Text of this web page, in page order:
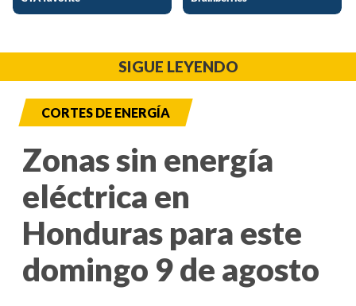
SIGUE LEYENDO
CORTES DE ENERGÍA
Zonas sin energía
eléctrica en
Honduras para este
domingo 9 de agosto